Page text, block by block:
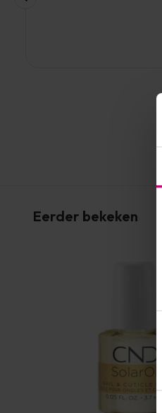
Eerder bekeken